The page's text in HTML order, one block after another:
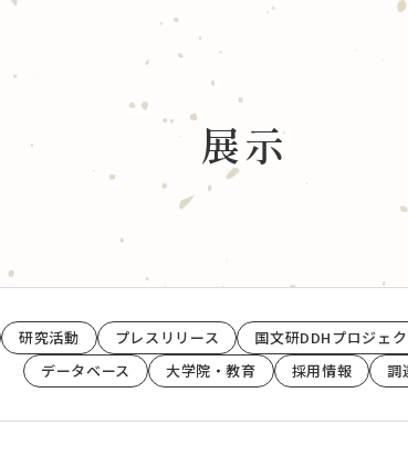
験
国書データベース
図書・雑誌所蔵目録(OPAC)
収蔵歴史アーカイブズデータベース
国文学・アーカイブス学論文データベース
事業活動
展示
研究活動 プレスリリース 国文研DDHプロジェク
データベース
大学院・教育 採用情報 調